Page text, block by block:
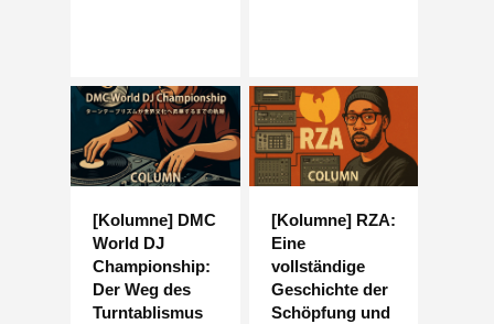
[Kolumne] DMC
World DJ
Championship:
Der Weg des
Turntablismus
[Kolumne] RZA:
Eine
vollständige
Geschichte der
Schöpfung und